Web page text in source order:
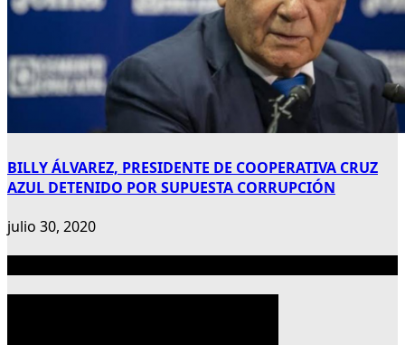
BILLY ÁLVAREZ, PRESIDENTE DE COOPERATIVA CRUZ
AZUL DETENIDO POR SUPUESTA CORRUPCIÓN
julio 30, 2020